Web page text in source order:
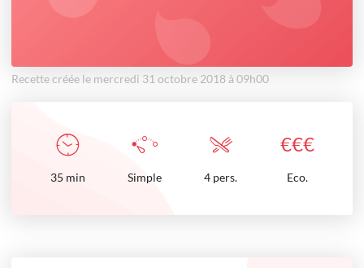
Recette créée le mercredi 31 octobre 2018 à 09h00
€€€
35 min Simple 4 pers. Eco.